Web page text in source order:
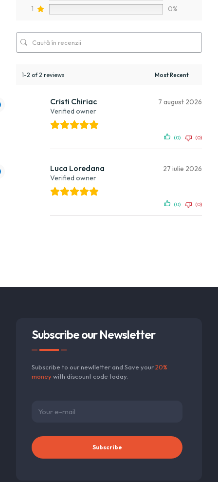
1
0%
1-2 of 2 reviews
Cristi Chiriac
Verified owner
7 august 2026
(0) (0)
Luca Loredana
Verified owner
27 iulie 2026
(0) (0)
Subscribe our Newsletter
Subscribe to our newlletter and Save your20%
moneywith discount code today.